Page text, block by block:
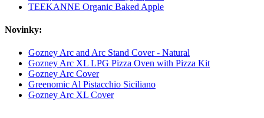
TEEKANNE Organic Baked Apple
Novinky:
Gozney Arc and Arc Stand Cover - Natural
Gozney Arc XL LPG Pizza Oven with Pizza Kit
Gozney Arc Cover
Greenomic Al Pistacchio Siciliano
Gozney Arc XL Cover